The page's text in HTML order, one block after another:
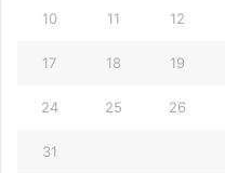
10 11 12
17 18 19
24 25 26
31